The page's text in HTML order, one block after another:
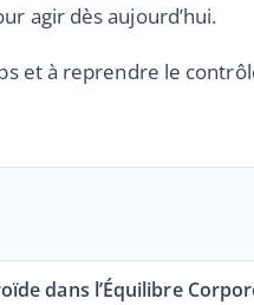
agir dès aujourd’hui.
et à reprendre le
dans l’Équilibre